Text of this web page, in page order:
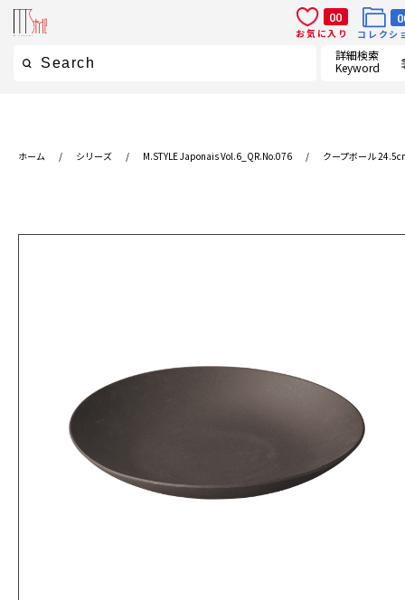
詳細検索
Keyword
00
お気に入り
コレクシ
ホーム / シリーズ / M.STYLE Japonais Vol.6_QR.No.076 / クープボール